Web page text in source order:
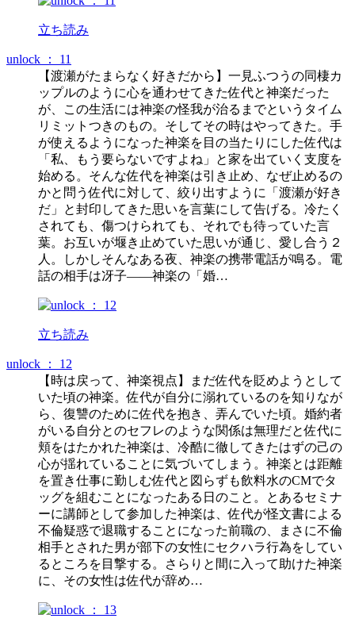
立ち読み
unlock ： 11
【渡瀬がたまらなく好きだから】一見ふつうの同棲カ
ップルのように心を通わせてきた佐代と神楽だった
が、この生活には神楽の怪我が治るまでというタイム
リミットつきのもの。そしてその時はやってきた。手
が使えるようになった神楽を目の当たりにした佐代は
「私、もう要らないですよね」と家を出ていく支度を
始める。そんな佐代を神楽は引き止め、なぜ止めるの
かと問う佐代に対して、絞り出すように「渡瀬が好き
だ」と封印してきた思いを言葉にして告げる。冷たく
されても、傷つけられても、それでも待っていた言
葉。お互いが堰き止めていた思いが通じ、愛し合う２
人。しかしそんなある夜、神楽の携帯電話が鳴る。電
話の相手は冴子――神楽の「婚…
立ち読み
unlock ： 12
【時は戻って、神楽視点】まだ佐代を貶めようとして
いた頃の神楽。佐代が自分に溺れているのを知りなが
ら、復讐のために佐代を抱き、弄んでいた頃。婚約者
がいる自分とのセフレのような関係は無理だと佐代に
頬をはたかれた神楽は、冷酷に徹してきたはずの己の
心が揺れていることに気づいてしまう。神楽とは距離
を置き仕事に勤しむ佐代と図らずも飲料水のCMでタ
ッグを組むことになったある日のこと。とあるセミナ
ーに講師として参加した神楽は、佐代が怪文書による
不倫疑惑で退職することになった前職の、まさに不倫
相手とされた男が部下の女性にセクハラ行為をしてい
るところを目撃する。さらりと間に入って助けた神楽
に、その女性は佐代が辞め…